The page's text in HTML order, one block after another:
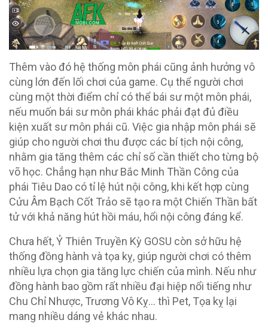
Thêm vào đó hệ thống môn phái cũng ảnh hưởng vô
cùng lớn đến lối chơi của game. Cụ thể người chơi
cùng một thời điểm chỉ có thể bái sư một môn phái,
nếu muốn bái sư môn phái khác phải đạt đủ điều
kiện xuất sư môn phái cũ. Việc gia nhập môn phái sẽ
giúp cho người chơi thu được các bí tịch nội công,
nhằm gia tăng thêm các chỉ số cần thiết cho từng bộ
võ học. Chẳng hạn như Bắc Minh Thần Công của
phái Tiêu Dao có tỉ lệ hút nội công, khi kết hợp cùng
Cửu Âm Bạch Cốt Trảo sẽ tạo ra một Chiến Thần bất
tử với khả năng hút hồi máu, hổi nội công đáng kể.
Chưa hết, Ỷ Thiên Truyền Kỳ GOSU còn sở hữu hệ
thống đồng hành và tọa kỵ, giúp người chơi có thêm
nhiều lựa chọn gia tăng lực chiến của mình. Nếu như
đồng hành bao gồm rất nhiều đại hiệp nổi tiếng như
Chu Chỉ Nhược, Trương Vô Kỵ… thì Pet, Tọa kỵ lại
mang nhiều dáng vẻ khác nhau.